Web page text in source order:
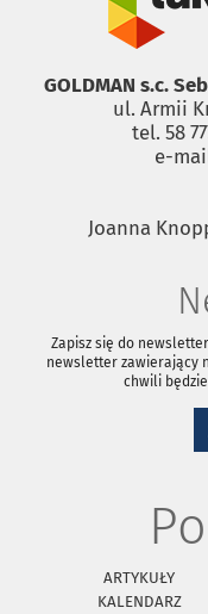
GOLDMAN s.c.
ul. Armii
tel. 58
e-
Joanna
Zapisz się do
newsletter zawierający
chwili
ARTYKUŁY
KALENDARZ